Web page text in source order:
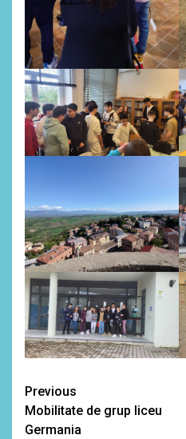
Continue
Reading
Previous
Mobilitate de grup liceu
Germania